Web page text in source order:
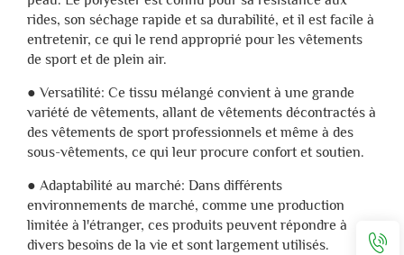
rides, son séchage rapide et sa durabilité, et il est facile à
entretenir, ce qui le rend approprié pour les vêtements
de sport et de plein air.
● Versatilité: Ce tissu mélangé convient à une grande
variété de vêtements, allant de vêtements décontractés à
des vêtements de sport professionnels et même à des
sous-vêtements, ce qui leur procure confort et soutien.
● Adaptabilité au marché: Dans différents
environnements de marché, comme une production
limitée à l'étranger, ces produits peuvent répondre à
divers besoins de la vie et sont largement utilisés.